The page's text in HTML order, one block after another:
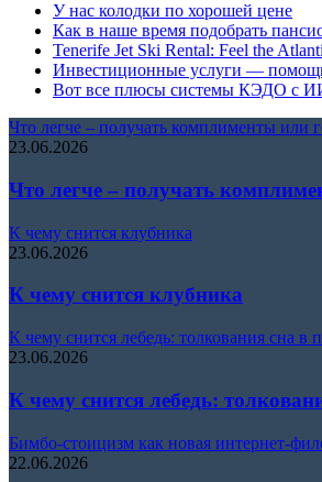
У нас колодки по хорошей цене
Как в наше время подобрать
Tenerife Jet Ski Rental: Feel the
Инвестиционные услуги —
Вот все плюсы системы КЭДО с
Что легче – получать комплименты или
23.06.2026
Что легче – получать
К чему снится клубника
23.06.2026
К чему снится клубника
К чему снится лебедь: толкования сна в
23.06.2026
К чему снится лебедь:
Бимбо-стоицизм как новая интернет-
22.06.2026